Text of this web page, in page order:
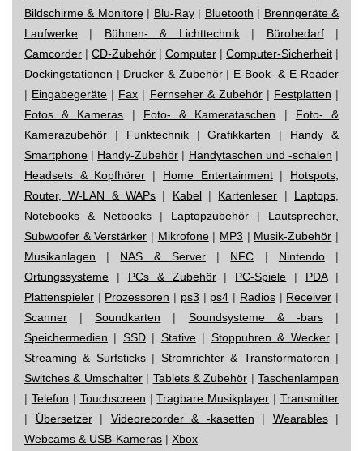
Bildschirme & Monitore| Blu-Ray| Bluetooth | Brenngeräte &
Laufwerke | Bühnen- & Lichttechnik| Bürobedarf|
Camcorder | CD-Zubehör | Computer | Computer-Sicherheit |
Dockingstationen | Drucker & Zubehör| E-Book- & E-Reader
| Eingabegeräte | Fax | Fernseher & Zubehör| Festplatten |
Fotos & Kameras | Foto- & Kamerataschen | Foto- &
Kamerazubehör | Funktechnik|Grafikkarten | Handy &
Smartphone | Handy-Zubehör | Handytaschen und -schalen |
Headsets & Kopfhörer | Home Entertainment| Hotspots,
Router, W-LAN & WAPs | Kabel| Kartenleser | Laptops,
Notebooks & Netbooks | Laptopzubehör | Lautsprecher,
Subwoofer & Verstärker | Mikrofone| MP3 | Musik-Zubehör |
Musikanlagen | NAS & Server| NFC | Nintendo|
Ortungssysteme | PCs & Zubehör| PC-Spiele | PDA|
Plattenspieler | Prozessoren | ps3 | ps4 | Radios| Receiver |
Scanner |Soundkarten | Soundsysteme & -bars|
Speichermedien | SSD| Stative| Stoppuhren & Wecker|
Streaming & Surfsticks| Stromrichter & Transformatoren |
Switches & Umschalter| Tablets & Zubehör | Taschenlampen
| Telefon | Touchscreen |Tragbare Musikplayer | Transmitter
| Übersetzer| Videorecorder & -kasetten | Wearables|
Webcams & USB-Kameras | Xbox